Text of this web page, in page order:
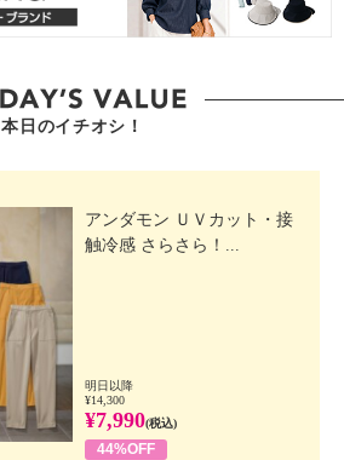
本日のイチオシ！
アンダモン ＵＶカット・接
触冷感 さらさら！...
明日以降
¥14,300
¥7,990(税込)
44%OFF